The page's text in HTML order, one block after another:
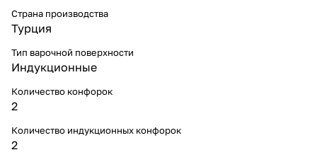
Страна производства
Турция
Тип варочной поверхности
Индукционные
Количество конфорок
2
Количество индукционных конфорок
2